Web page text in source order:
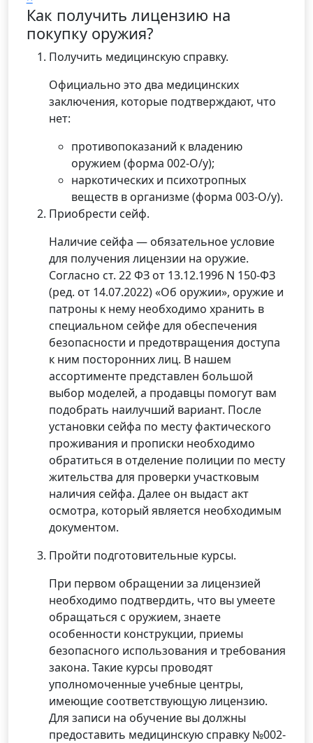
Как получить лицензию на
покупку оружия?
Получить медицинскую справку.
Официально это два медицинских
заключения, которые подтверждают, что
нет:
противопоказаний к владению
оружием (форма 002-О/у);
наркотических и психотропных
веществ в организме (форма 003-О/у).
Приобрести сейф.
Наличие сейфа — обязательное условие
для получения лицензии на оружие.
Согласно ст. 22 ФЗ от 13.12.1996 N 150-ФЗ
(ред. от 14.07.2022) «Об оружии», оружие и
патроны к нему необходимо хранить в
специальном сейфе для обеспечения
безопасности и предотвращения доступа
к ним посторонних лиц. В нашем
ассортименте представлен большой
выбор моделей, а продавцы помогут вам
подобрать наилучший вариант. После
установки сейфа по месту фактического
проживания и прописки необходимо
обратиться в отделение полиции по месту
жительства для проверки участковым
наличия сейфа. Далее он выдаст акт
осмотра, который является необходимым
документом.
Пройти подготовительные курсы.
При первом обращении за лицензией
необходимо подтвердить, что вы умеете
обращаться с оружием, знаете
особенности конструкции, приемы
безопасного использования и требования
закона. Такие курсы проводят
уполномоченные учебные центры,
имеющие соответствующую лицензию.
Для записи на обучение вы должны
предоставить медицинскую справку №002-